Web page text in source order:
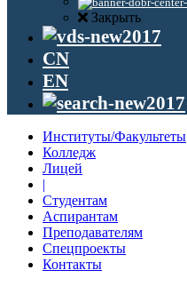
Закрыть
CN
EN
Институты/Факультеты
Колледж
Лицей
|
Студентам
Аспирантам
Преподавателям
Спецпроекты
Контакты